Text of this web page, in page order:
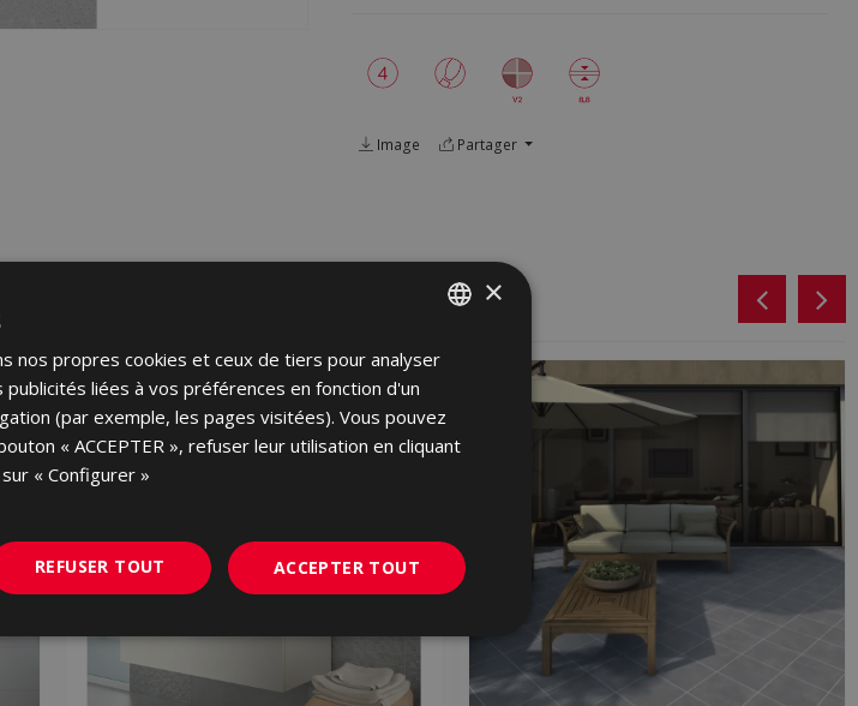
Image Partager
NOUVEAU
SPANISH
ENGLISH
FRENCH
×
nos propres cookies et ceux de tiers pour analyser
liées à vos préférences en fonction d'un
(par exemple, les pages visitées). Vous pouvez
« ACCEPTER », refuser leur utilisation en cliquant
« Configurer »
ACCEPTER TOUT
REFUSER TOUT